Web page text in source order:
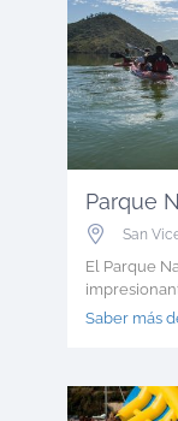
San
El Parque
Saber más